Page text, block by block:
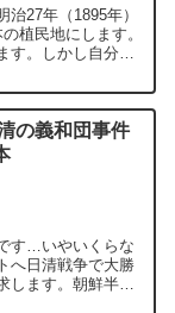
27年（1895年）
植民地にします。
す。しかし自分た
の義和団事件
す…いやいくらな
へ日清戦争で大勝
ます。朝鮮半島